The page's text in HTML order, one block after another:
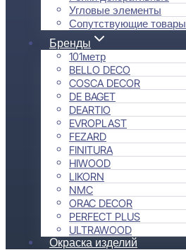
Угловые элементы
Сопутствующие товары
Бренды
101метр
BELLO DECO
COSCA DECOR
DE BAGET
DEARTIO
EVROPLAST
FEZARD
FINITURA
HIWOOD
LIKORN
NMC
ORAC DECOR
PERFECT PLUS
ULTRAWOOD
Окраска изделий